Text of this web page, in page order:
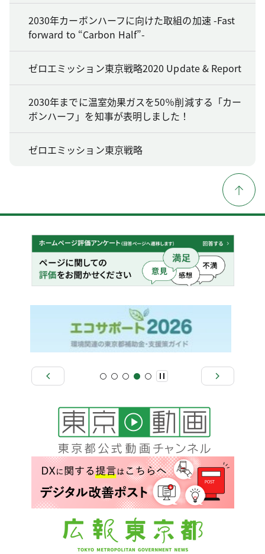
2030年カーボンハーフに向けた取組の加速 -Fast
forward to “Carbon Half”-
ゼロエミッション東京戦略2020 Update & Report
2030年までに温室効果ガスを50％削減する「カー
ボンハーフ」を知事が表明しました！
ゼロエミッション東京戦略